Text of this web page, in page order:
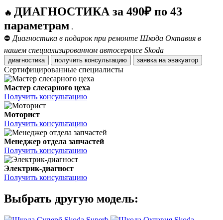
🔥 ДИАГНОСТИКА за 490₽ по 43
параметрам .
⛔ Диагностика в подарок при ремонте Шкода Октавия в
нашем специализированном автосервисе Skoda
диагностика получить консультацию заявка на эвакуатор
Сертифицированные специалисты
Мастер слесарного цеха
Получить консультацию
Моторист
Получить консультацию
Менеджер отдела запчастей
Получить консультацию
Электрик-диагност
Получить консультацию
Выбрать другую модель: